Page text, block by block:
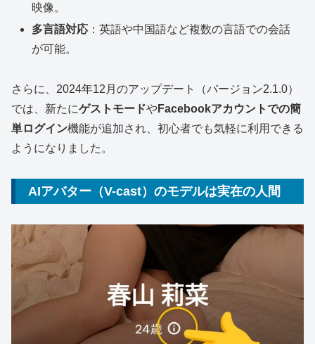
映像。
多言語対応 ：英語や中国語など複数の言語での会話
が可能。
さらに、2024年12月のアップデート（バージョン2.1.0）
では、新たにゲストモードやFacebookアカウントでの簡
単ログイン機能が追加され、初心者でも気軽に利用できる
ようになりました。
AIアバター（V-cast）のモデルは実在の人間